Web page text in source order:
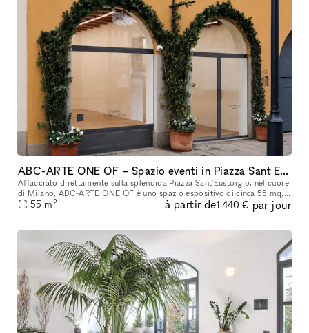
ABC-ARTE ONE OF – Spazio eventi in Piazza Sant'Eustorgio, Milano
Affacciato direttamente sulla splendida Piazza Sant'Eustorgio, nel cuore
di Milano, ABC-ARTE ONE OF è uno spazio espositivo di circa 55 mq,
completamente ristrutturato di recente e curato nei minimi
55 m2 à partir de1 440 € par jour